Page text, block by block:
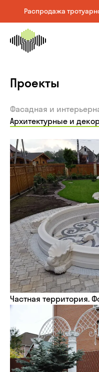
Распродажа
На главную
страницу
Проекты
и
Фасадная и
Архитектурные и
Частная территория.